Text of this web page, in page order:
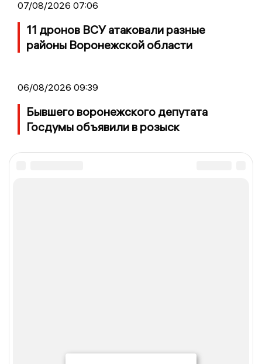
07/08/2026 07:06
11 дронов ВСУ атаковали разные
районы Воронежской области
06/08/2026 09:39
Бывшего воронежского депутата
Госдумы объявили в розыск